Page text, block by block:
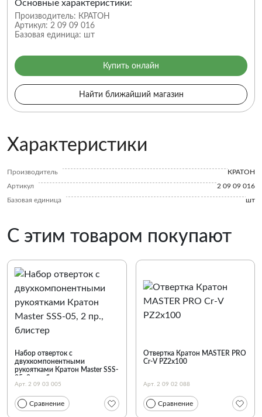
Основные характеристики:
Производитель: КРАТОН
Артикул: 2 09 09 016
Базовая единица: шт
Купить онлайн
Найти ближайший магазин
Характеристики
Производитель
КРАТОН
Артикул
2 09 09 016
Базовая единица
шт
С этим товаром покупают
Набор отверток с
двухкомпонентными
рукоятками Кратон Master SSS-
05, 2 пр., блистер
Арт. 2 09 03 005
Сравнение
Отвертка Кратон MASTER PRO
Cr-V PZ2х100
Арт. 2 09 02 088
Сравнение